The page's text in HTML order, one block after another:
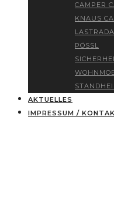
CAMPER
KNAUS
PÖSSL
AKTUELLES
IMPRESSUM /